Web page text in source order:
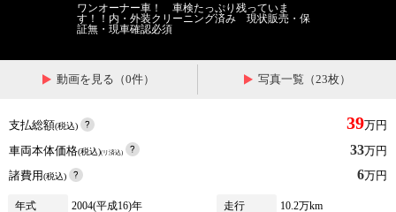
ワンオーナー車！ 車検たっぷり残っていま
す！！内・外装クリーニング済み 現状販売・保
証無・現車確認必須
動画を見る（0件） 写真一覧（23枚）
支払総額(税込) 39万円
車両本体価格(税込)(リ済込) 33万円
諸費用(税込) 6万円
年式 2004(平成16)年 走行
10.2万km